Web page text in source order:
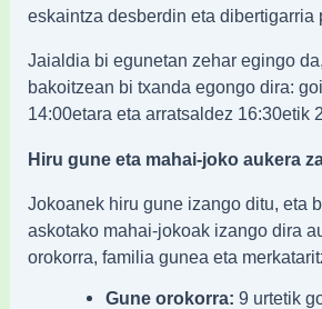
eskaintza desberdin eta dibertigarria
Jaialdia bi egunetan zehar egingo
bakoitzean bi txanda egongo dira:
14:00etara eta arratsaldez 16:30etik
Hiru gune eta mahai-joko aukera
Jokoanek hiru gune izango ditu, eta
askotako mahai-jokoak izango dira
orokorra, familia gunea eta
Gune orokorra: 9 urtetik